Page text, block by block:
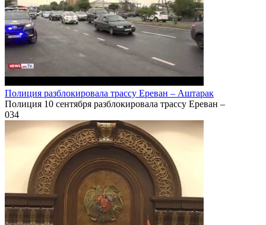
Полиция разблокировала трассу Ереван – Аштарак
Полиция 10 сентября разблокировала трассу Ереван –
034